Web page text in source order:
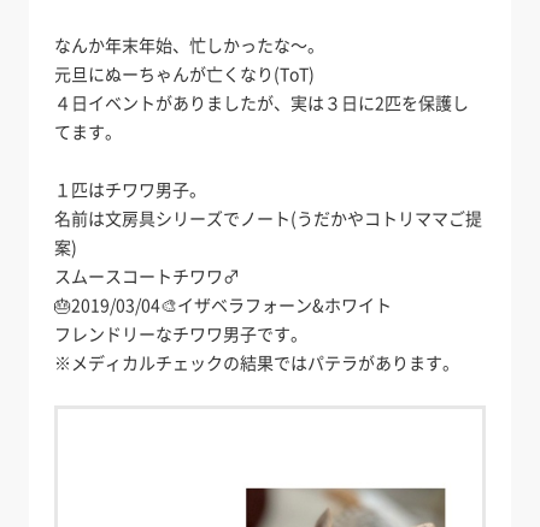
なんか年末年始、忙しかったな～。
元旦にぬーちゃんが亡くなり(ToT)
４日イベントがありましたが、実は３日に2匹を保護し
てます。
１匹はチワワ男子。
名前は文房具シリーズでノート(うだかやコトリママご提
案)
スムースコートチワワ♂
🎂2019/03/04🎨イザベラフォーン&ホワイト
フレンドリーなチワワ男子です。
※メディカルチェックの結果ではパテラがあります。